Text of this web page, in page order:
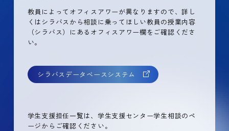
教員によってオフィスアワーが異なりますので、詳し
くはシラバスから相談に乗ってほしい教員の授業内容
（シラバス）にあるオフィスアワー欄をご確認くださ
い。
シラバスデータベースシステム
学生支援担任一覧は、学生支援センター学生相談のペ
ージからご確認ください。